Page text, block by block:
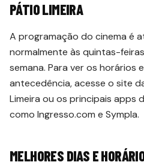
PÁTIO LIMEIRA
A programação do cinema é
normalmente às quintas-
semana. Para ver os horários
antecedência, acesse o site
Limeira ou os principais apps
como Ingresso.com e Sympla.
MELHORES DIAS E